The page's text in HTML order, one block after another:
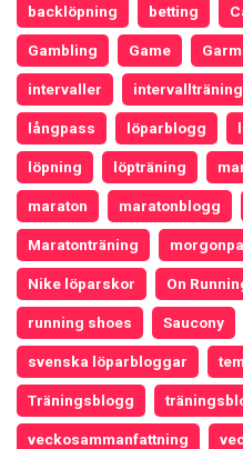
backlöpning betting
Gambling Game
intervaller intervallträning
långpass löparblogg
löpning löpträning
maraton maratonblogg
Maratonträning
Nike löparskor On
running shoes Saucony
svenska löparbloggar
Träningsblogg
veckosammanfattning